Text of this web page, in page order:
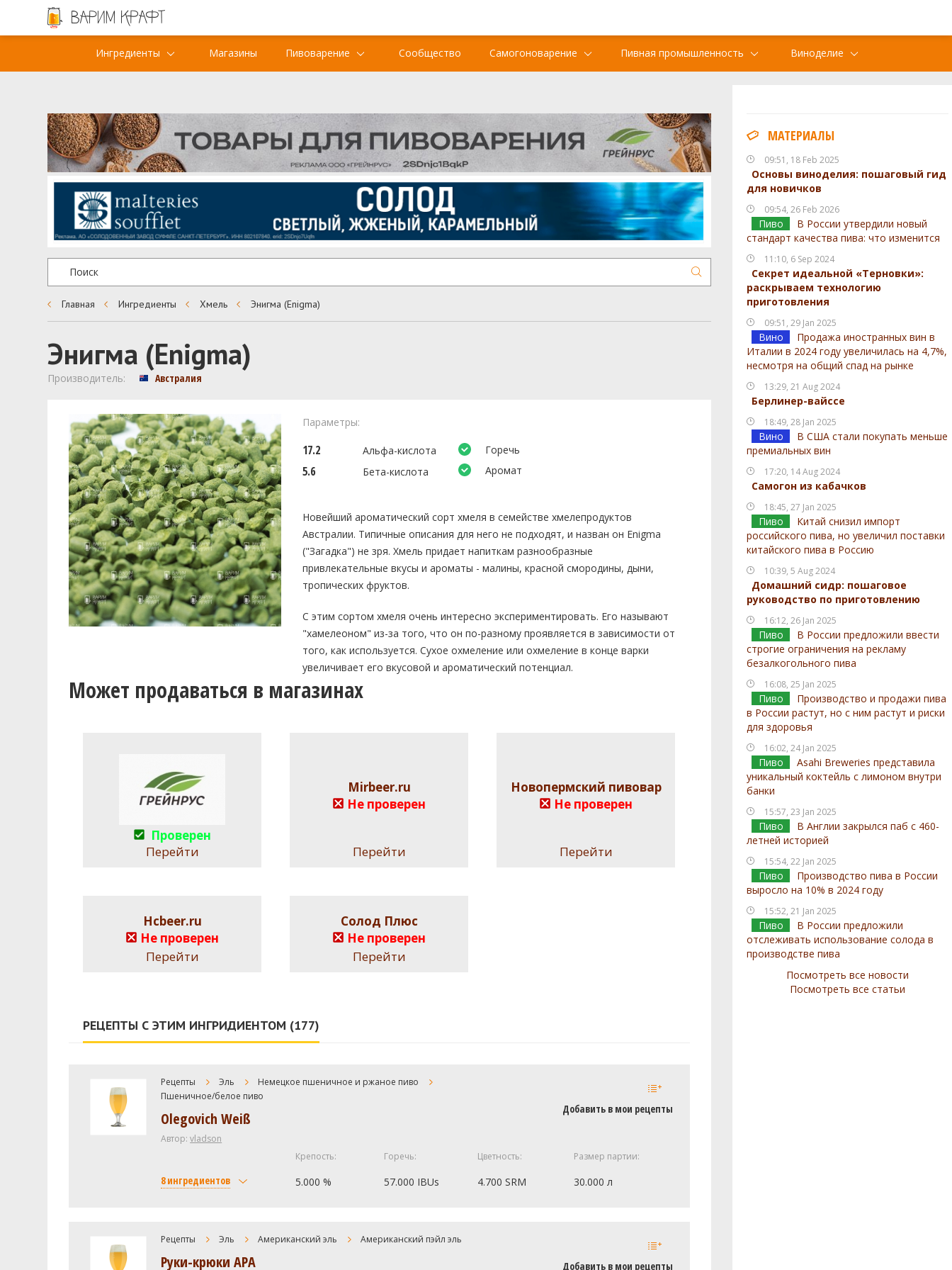
Ингредиенты Магазины Пивоварение Сообщество Самогоноварение Пивная промышленность Виноделие
МАТЕРИАЛЫ
09:51, 18 Feb 2025
Основы виноделия: пошаговый гид
для новичков
09:54, 26 Feb 2026
Пиво
В России утвердили новый
стандарт качества пива: что изменится
11:10, 6 Sep 2024
Секрет идеальной «Терновки»:
раскрываем технологию
приготовления
09:51, 29 Jan 2025
Вино
Продажа иностранных вин в
Италии в 2024 году увеличилась на 4,7%,
несмотря на общий спад на рынке
13:29, 21 Aug 2024
Берлинер-вайссе
18:49, 28 Jan 2025
Вино
В США стали покупать меньше
премиальных вин
17:20, 14 Aug 2024
Самогон из кабачков
18:45, 27 Jan 2025
Пиво
Китай снизил импорт
российского пива, но увеличил поставки
китайского пива в Россию
10:39, 5 Aug 2024
Домашний сидр: пошаговое
руководство по приготовлению
16:12, 26 Jan 2025
Пиво
В России предложили ввести
строгие ограничения на рекламу
безалкогольного пива
16:08, 25 Jan 2025
Пиво
Производство и продажи пива
в России растут, но с ним растут и риски
для здоровья
16:02, 24 Jan 2025
Пиво
Asahi Breweries представила
уникальный коктейль с лимоном внутри
банки
15:57, 23 Jan 2025
Пиво
В Англии закрылся паб с 460-
летней историей
15:54, 22 Jan 2025
Пиво
Производство пива в России
выросло на 10% в 2024 году
15:52, 21 Jan 2025
Пиво
В России предложили
отслеживать использование солода в
производстве пива
Посмотреть все новости
Посмотреть все статьи
Главная Ингредиенты Хмель Энигма (Enigma)
Энигма (Enigma)
Производитель: Австралия
Параметры:
17.2 Альфа-кислота
5.6 Бета-кислота
Горечь
Аромат
Новейший ароматический сорт хмеля в семействе хмелепродуктов
Австралии. Типичные описания для него не подходят, и назван он Enigma
("Загадка") не зря. Хмель придает напиткам разнообразные
привлекательные вкусы и ароматы - малины, красной смородины, дыни,
тропических фруктов.
С этим сортом хмеля очень интересно экспериментировать. Его называют
"хамелеоном" из-за того, что он по-разному проявляется в зависимости от
того, как используется. Сухое охмеление или охмеление в конце варки
увеличивает его вкусовой и ароматический потенциал.
Может продаваться в магазинах
Проверен
Перейти
Mirbeer.ru
Не проверен
Перейти
Новопермский пивовар
Не проверен
Перейти
Hcbeer.ru
Не проверен
Перейти
Солод Плюс
Не проверен
Перейти
РЕЦЕПТЫ С ЭТИМ ИНГРИДИЕНТОМ (177)
Рецепты Эль
Немецкое пшеничное и ржаное пиво
Пшеничное/белое пиво
Добавить в мои рецепты
Olegovich Weiß
Автор:vladson
8 ингредиентов
Крепость: Горечь: Цветность: Размер партии:
5.000 % 57.000 IBUs 4.700 SRM 30.000 л
Курский солод Пшеничный
3.5 кг
Курский солод Pale Ale
Рецепты Эль Американский эль Американский пэйл эль
Добавить в мои рецепты
Руки-крюки APA